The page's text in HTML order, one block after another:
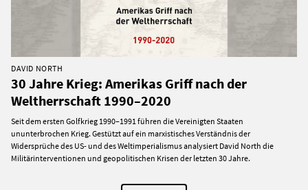
DAVID NORTH
30 Jahre Krieg: Amerikas Griff nach der
Weltherrschaft 1990–2020
Seit dem ersten Golfkrieg 1990–1991 führen die Vereinigten Staaten
ununterbrochen Krieg. Gestützt auf ein marxistisches Verständnis der
Widersprüche des US- und des Weltimperialismus analysiert David North die
Militärinterventionen und geopolitischen Krisen der letzten 30 Jahre.